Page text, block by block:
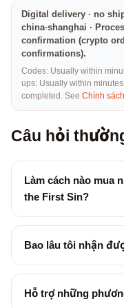
Digital delivery · no
china·shanghai ·
confirmation (crypto
confirmations).
Codes: Usually within
ups: Usually within
completed. See Chính
Câu hỏi
Làm cách nào mua
the First Sin?
Bao lâu tôi nhận
Hỗ trợ những